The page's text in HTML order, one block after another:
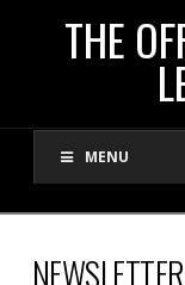
THE
THE
MENU